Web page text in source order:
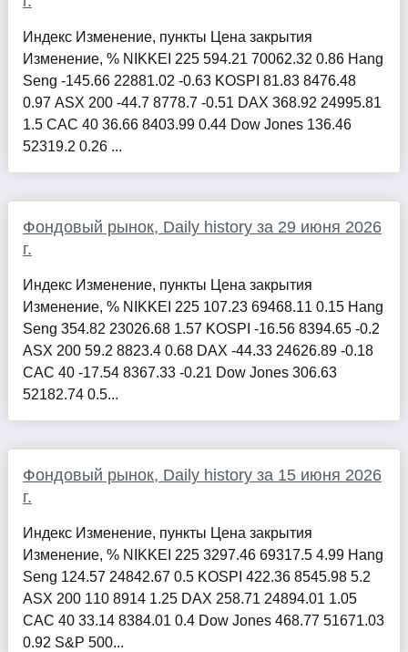
Индекс Изменение, пункты Цена закрытия
Изменение, % NIKKEI 225 594.21 70062.32 0.86 Hang
Seng -145.66 22881.02 -0.63 KOSPI 81.83 8476.48
0.97 ASX 200 -44.7 8778.7 -0.51 DAX 368.92 24995.81
1.5 CAC 40 36.66 8403.99 0.44 Dow Jones 136.46
52319.2 0.26 ...
Фондовый рынок, Daily history за 29 июня 2026
г.
Индекс Изменение, пункты Цена закрытия
Изменение, % NIKKEI 225 107.23 69468.11 0.15 Hang
Seng 354.82 23026.68 1.57 KOSPI -16.56 8394.65 -0.2
ASX 200 59.2 8823.4 0.68 DAX -44.33 24626.89 -0.18
CAC 40 -17.54 8367.33 -0.21 Dow Jones 306.63
52182.74 0.5...
Фондовый рынок, Daily history за 15 июня 2026
г.
Индекс Изменение, пункты Цена закрытия
Изменение, % NIKKEI 225 3297.46 69317.5 4.99 Hang
Seng 124.57 24842.67 0.5 KOSPI 422.36 8545.98 5.2
ASX 200 110 8914 1.25 DAX 258.71 24894.01 1.05
CAC 40 33.14 8384.01 0.4 Dow Jones 468.77 51671.03
0.92 S&P 500...